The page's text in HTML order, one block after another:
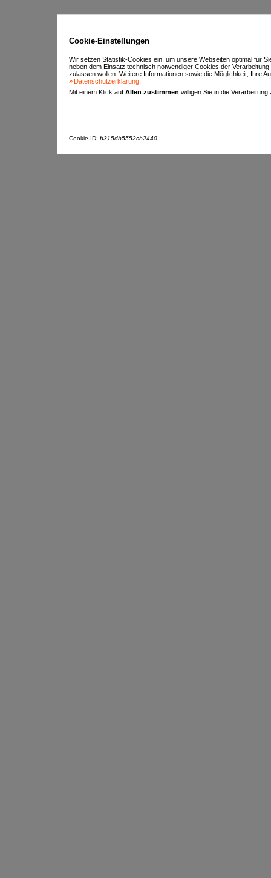
Cookie-Einstellungen
Wir setzen Statistik-Cookies ein, um unsere Webseiten optimal für
neben dem Einsatz technisch notwendiger Cookies der
zulassen wollen. Weitere Informationen sowie die Möglichkeit, Ihre
Datenschutzerklärung
Mit einem Klick auf Allen zustimmen willigen Sie in die
Cookie-ID: b315db5552cb2440